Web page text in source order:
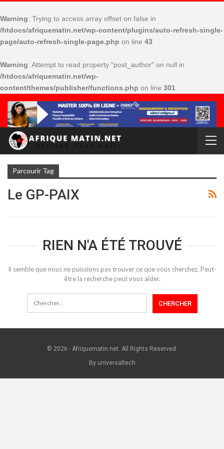
Warning: Trying to access array offset on false in
/htdocs/afriquematin.net/wp-content/plugins/auto-refresh-single-
page/auto-refresh-single-page.php on line 43
Warning: Attempt to read property "post_author" on null in
/htdocs/afriquematin.net/wp-
content/themes/publisher/functions.php on line 301
Parcourir Tag
Le GP-PAIX
RIEN N'A ÉTÉ TROUVÉ
Il semble que nous ne puissions pas trouver ce que vous cherchez. Peut-
être la recherche peut vous aider.
© 2026 - Afriquematin.net. All Rights Reserved.
By universaltech